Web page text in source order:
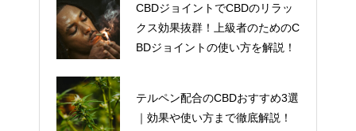
CBDジョイントでCBDのリラッ
クス効果抜群！上級者のためのC
BDジョイントの使い方を解説！
テルペン配合のCBDおすすめ3選
｜効果や使い方まで徹底解説！